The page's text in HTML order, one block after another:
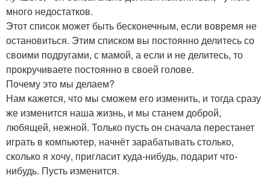
много недостатков.
Этот список может быть бесконечным, если вовремя не
остановиться. Этим списком вы постоянно делитесь со
своими подругами, с мамой, а если и не делитесь, то
прокручиваете постоянно в своей голове.
Почему это мы делаем?
Нам кажется, что мы сможем его изменить, и тогда сразу
же изменится наша жизнь, и мы станем доброй,
любящей, нежной. Только пусть он сначала перестанет
играть в компьютер, начнёт зарабатывать столько,
сколько я хочу, пригласит куда-нибудь, подарит что-
нибудь. Пусть изменится.